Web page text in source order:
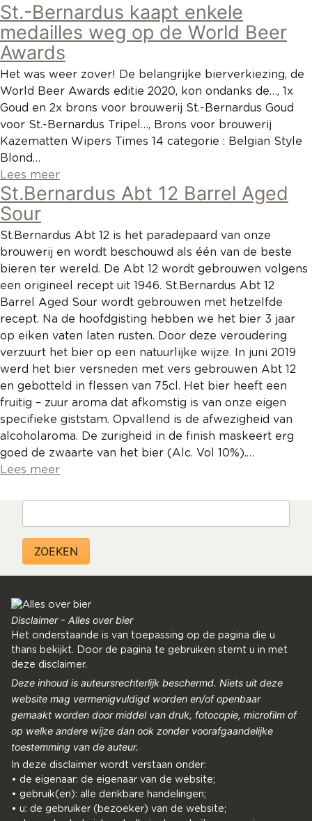
St.-Bernardus kaapt enkele
medailles weg op de World Beer
Awards
Het was weer zover! De belangrijke bierverkiezing, de
World Beer Awards editie 2020, kon ondanks de…, 1x
Goud en 2x brons voor brouwerij St.-Bernardus Goud
voor St.-Bernardus Tripel…, Brons voor brouwerij
Kazematten Wipers Times 14 categorie : Belgian Style
Blond…
Lees meer
St.Bernardus Abt 12 Barrel Aged
Sour
St.Bernardus Abt 12 is het paradepaard van onze
brouwerij en wordt beschouwd als één van de beste
bieren ter wereld. De Abt 12 wordt gebrouwen volgens
een origineel recept uit 1946. St.Bernardus Abt 12
Barrel Aged Sour wordt gebrouwen met hetzelfde
recept. Na de hoofdgisting hebben we het bier 3 jaar
op eiken vaten laten rusten. Door deze veroudering
verzuurt het bier op een natuurlijke wijze. In juni 2019
werd het bier versneden met vers gebrouwen Abt 12
en gebotteld in flessen van 75cl. Het bier heeft een
fruitig – zuur aroma dat afkomstig is van onze eigen
specifieke giststam. Opvallend is de afwezigheid van
alcoholaroma. De zurigheid in de finish maskeert erg
goed de zwaarte van het bier (Alc. Vol 10%).…
Lees meer
Disclaimer - Alles over bier
Het onderstaande is van toepassing op de pagina die u
thans bekijkt. Door de pagina te gebruiken stemt u in met
deze disclaimer.
Deze inhoud is auteursrechterlijk beschermd. Niets uit deze
website mag vermenigvuldigd worden en/of openbaar
gemaakt worden door middel van druk, fotocopie, microfilm of
op welke andere wijze dan ook zonder voorafgaandelijke
toestemming van de auteur.
In deze disclaimer wordt verstaan onder:
• de eigenaar: de eigenaar van de website;
• gebruik(en): alle denkbare handelingen;
• u: de gebruiker (bezoeker) van de website;